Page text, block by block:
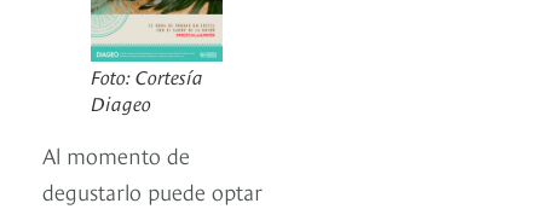
Foto: Cortesía
Diageo
Al momento de
degustarlo puede optar